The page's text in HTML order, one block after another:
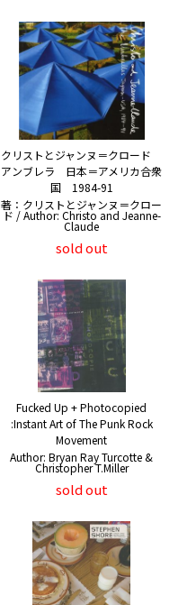
クリストとジャンヌ＝クロード
アンブレラ 日本＝アメリカ合衆
国 1984-91
著：クリストとジャンヌ＝クロー
ド / Author: Christo and Jeanne-
Claude
sold out
Fucked Up + Photocopied
:Instant Art of The Punk Rock
Movement
Author: Bryan Ray Turcotte &
Christopher T.Miller
sold out